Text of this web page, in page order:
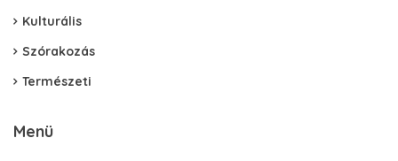
Kulturális
Szórakozás
Természeti
Menü